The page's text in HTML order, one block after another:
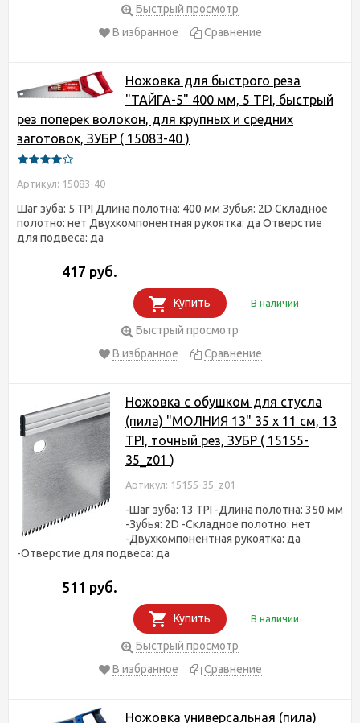
Быстрый просмотр
В избранное
Сравнение
Ножовка для быстрого реза
"ТАЙГА-5" 400 мм, 5 TPI, быстрый
рез поперек волокон, для крупных и средних
заготовок, ЗУБР ( 15083-40 )
Артикул: 15083-40
Шаг зуба: 5 TPI Длина полотна: 400 мм Зубья: 2D Складное
полотно: нет Двухкомпонентная рукоятка: да Отверстие
для подвеса: да
417 руб.
Купить В наличии
Быстрый просмотр
В избранное
Сравнение
Ножовка с обушком для стусла
(пила) "МОЛНИЯ 13" 35 х 11 см, 13
TPI, точный рез, ЗУБР ( 15155-
35_z01 )
Артикул: 15155-35_z01
-Шаг зуба: 13 TPI -Длина полотна: 350 мм
-Зубья: 2D -Складное полотно: нет
-Двухкомпонентная рукоятка: да
-Отверстие для подвеса: да
511 руб.
Купить В наличии
Быстрый просмотр
В избранное
Сравнение
Ножовка универсальная (пила)